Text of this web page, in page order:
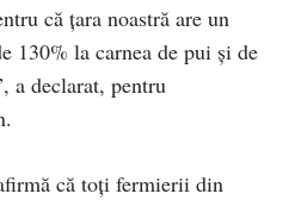
că țara noastră are un
130% la carnea de pui și de
a declarat, pentru
că toți fermierii din